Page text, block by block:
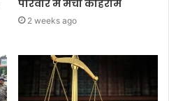
परिवार में मचा कोहराम
2 weeks ago